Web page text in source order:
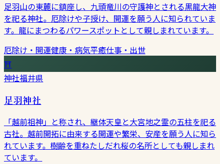
足羽山の東麓に鎮座し、九頭竜川の守護神とされる黒龍大神
を祀る神社。厄除けや子授け、開運を願う人に知られていま
す。龍にまつわるパワースポットとして親しまれています。
厄除け・開運健康・病気平癒仕事・出世
⛩
神社福井県
足羽神社
「越前祖神」と称され、継体天皇と大宮地之霊の五柱を祀る
古社。越前開拓に由来する開運や繁栄、安産を願う人に知ら
れています。樹齢を重ねたしだれ桜の名所としても親しまれ
ています。